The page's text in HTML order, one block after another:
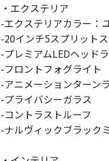
・エクステリア
-エクステリアカラー：
-20インチ5スプリット
-プレミアムLEDヘッド
-フロントフォグライト
-アニメーションターン
-プライバシーガラス
-コントラストルーフ
-ナルヴィックブラック